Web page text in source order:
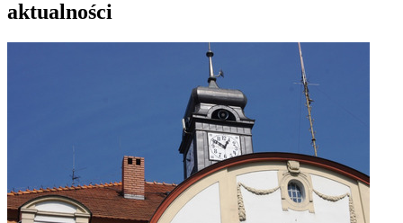
aktualności